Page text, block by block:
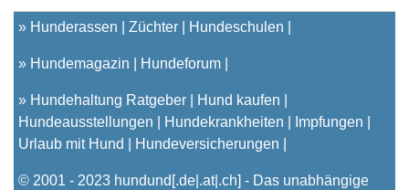
» Hunderassen Züchter Hundeschulen
» Hundemagazin Hundeforum
» Hundehaltung Ratgeber
Hund kaufen
Hundeausstellungen
Hundekrankheiten
Impfungen
Urlaub mit Hund
Hundeversicherungen
© 2001 - 2023 hundund [.de|.at|.ch] - Das unabhängige